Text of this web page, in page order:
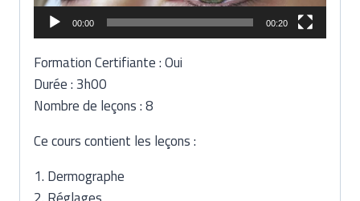
r
v
i
d
é
00:00 00:20
Formation Certifiante : Oui
Durée : 3h00
Nombre de leçons : 8
Ce cours contient les leçons :
1. Dermographe